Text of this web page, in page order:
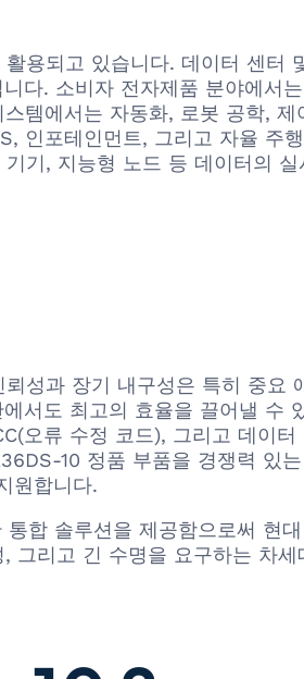
용되고 있습니다. 데이터 센터
다. 소비자 전자제품 분야에서
템에서는 자동화, 로봇 공학,
인포테인먼트, 그리고 자율 주
기, 지능형 노드 등 데이터의
성과 장기 내구성은 특히 중요
서도 최고의 효율을 끌어낼 수
오류 수정 코드), 그리고 데이
10 정품 부품을 경쟁력 있
원합니다.
합 솔루션을 제공함으로써 현
그리고 긴 수명을 요구하는 차